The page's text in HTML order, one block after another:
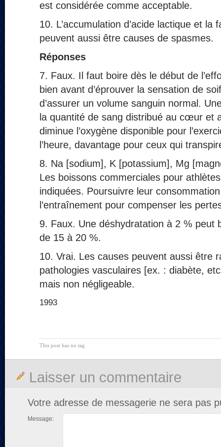
est considérée comme acceptable.
10. L’accumulation d’acide lactique et la
peuvent aussi être causes de spasmes.
Réponses
7. Faux. Il faut boire dès le début de
bien avant d’éprouver la sensation de
d’assurer un volume sanguin normal.
la quantité de sang distribué au cœur et
diminue l’oxygène disponible pour
l’heure, davantage pour ceux qui
8. Na [sodium], K [potassium], Mg
Les boissons commerciales pour
indiquées. Poursuivre leur
l’entraînement pour compenser les
9. Faux. Une déshydratation à 2 % peut
de 15 à 20 %.
10. Vrai. Les causes peuvent aussi être
pathologies vasculaires [ex. : diabète,
mais non négligeable.
1993
This post has no tag
Laisser un commentaire
Votre adresse de messagerie ne sera pas
Message: